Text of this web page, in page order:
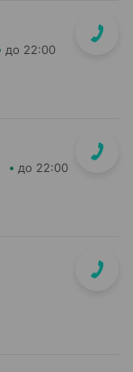
до 22:00
до 22:00